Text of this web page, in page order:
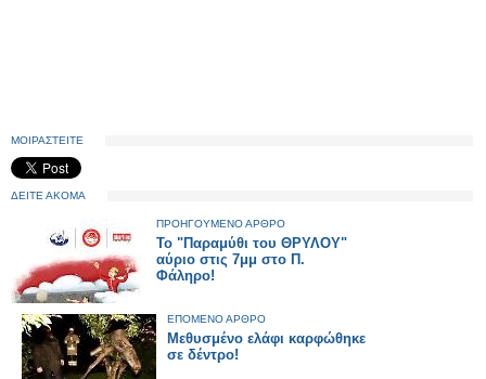
ΜΟΙΡΑΣΤΕΙΤΕ
ΔΕΙΤΕ ΑΚΟΜΑ
ΠΡΟΗΓΟΥΜΕΝΟ ΑΡΘΡΟ
Το "Παραμύθι του ΘΡΥΛΟΥ"
αύριο στις 7μμ στο Π.
Φάληρο!
ΕΠΟΜΕΝΟ ΑΡΘΡΟ
Μεθυσμένο ελάφι καρφώθηκε
σε δέντρο!